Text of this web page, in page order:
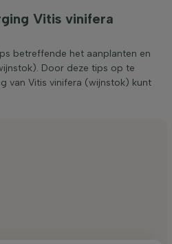
Vitis vinifera
betreffende het aanplanten en
Door deze tips op te
van Vitis vinifera (wijnstok) kunt